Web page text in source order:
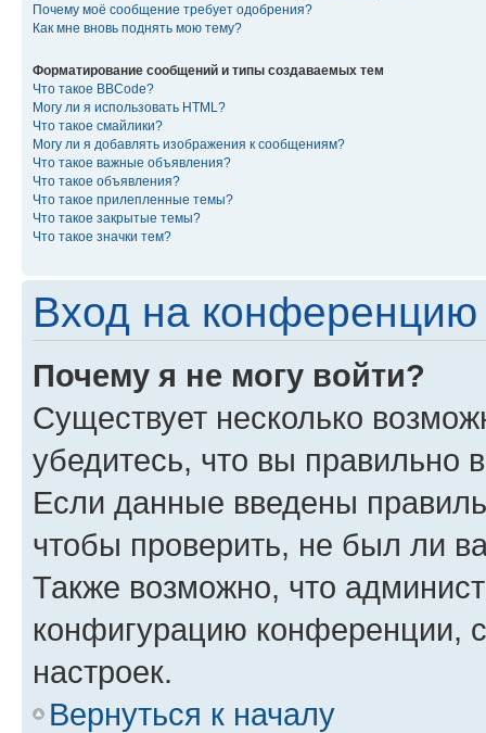
Почему моё сообщение требует одобрения?
Как мне вновь поднять мою тему?
Форматирование сообщений и типы создаваемых тем
Что такое BBCode?
Могу ли я использовать HTML?
Что такое смайлики?
Могу ли я добавлять изображения к сообщениям?
Что такое важные объявления?
Что такое объявления?
Что такое прилепленные темы?
Что такое закрытые темы?
Что такое значки тем?
Вход на конференцию
Почему я не могу войти?
Существует несколько
убедитесь, что вы правильно
Если данные введены
чтобы проверить, не был ли
Также возможно, что
конфигурацию конференции,
настроек.
Вернуться к началу